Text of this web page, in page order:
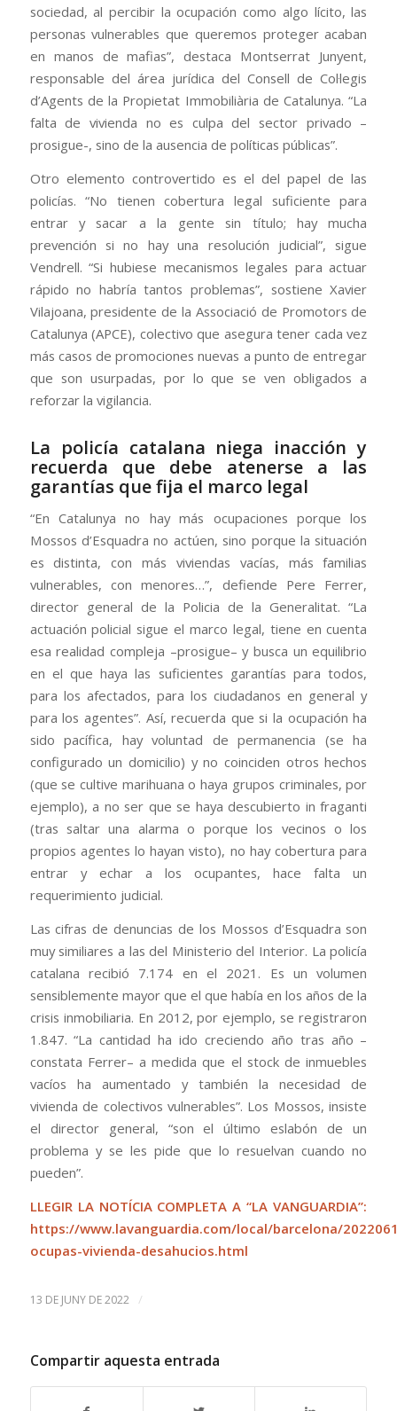
sociedad, al percibir la ocupación como algo lícito, las
personas vulnerables que queremos proteger acaban
en manos de mafias”, destaca Montserrat Junyent,
responsable del área jurídica del Consell de Col·legis
d’Agents de la Propietat Immobiliària de Catalunya. “La
falta de vivienda no es culpa del sector privado –
prosigue-, sino de la ausencia de políticas públicas”.
Otro elemento controvertido es el del papel de las
policías. “No tienen cobertura legal suficiente para
entrar y sacar a la gente sin título; hay mucha
prevención si no hay una resolución judicial”, sigue
Vendrell. “Si hubiese mecanismos legales para actuar
rápido no habría tantos problemas”, sostiene Xavier
Vilajoana, presidente de la Associació de Promotors de
Catalunya (APCE), colectivo que asegura tener cada vez
más casos de promociones nuevas a punto de entregar
que son usurpadas, por lo que se ven obligados a
reforzar la vigilancia.
La policía catalana niega inacción y
recuerda que debe atenerse a las
garantías que fija el marco legal
“En Catalunya no hay más ocupaciones porque los
Mossos d’Esquadra no actúen, sino porque la situación
es distinta, con más viviendas vacías, más familias
vulnerables, con menores…”, defiende Pere Ferrer,
director general de la Policia de la Generalitat. “La
actuación policial sigue el marco legal, tiene en cuenta
esa realidad compleja –prosigue– y busca un equilibrio
en el que haya las suficientes garantías para todos,
para los afectados, para los ciudadanos en general y
para los agentes”. Así, recuerda que si la ocupación ha
sido pacífica, hay voluntad de permanencia (se ha
configurado un domicilio) y no coinciden otros hechos
(que se cultive marihuana o haya grupos criminales, por
ejemplo), a no ser que se haya descubierto in fraganti
(tras saltar una alarma o porque los vecinos o los
propios agentes lo hayan visto), no hay cobertura para
entrar y echar a los ocupantes, hace falta un
requerimiento judicial.
Las cifras de denuncias de los Mossos d’Esquadra son
muy similiares a las del Ministerio del Interior. La policía
catalana recibió 7.174 en el 2021. Es un volumen
sensiblemente mayor que el que había en los años de la
crisis inmobiliaria. En 2012, por ejemplo, se registraron
1.847. “La cantidad ha ido creciendo año tras año –
constata Ferrer– a medida que el stock de inmuebles
vacíos ha aumentado y también la necesidad de
vivienda de colectivos vulnerables”. Los Mossos, insiste
el director general, “son el último eslabón de un
problema y se les pide que lo resuelvan cuando no
pueden”.
LLEGIR LA NOTÍCIA COMPLETA A “LA VANGUARDIA”:
https://www.lavanguardia.com/local/barcelona/
ocupas-vivienda-desahucios.html
13 DE JUNY DE 2022 /
Compartir aquesta entrada